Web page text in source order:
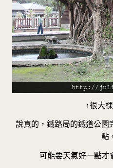
↑很大
說真的，鐵路局的鐵道公園
點
可能要天氣好一點才